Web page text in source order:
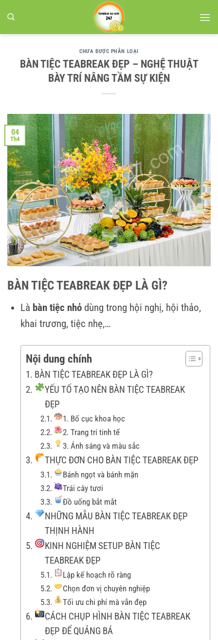
qua
CHƯA ĐƯỢC PHÂN LOẠI
BÀN TIỆC TEABREAK ĐẸP – NGHỆ THUẬT
BÀY TRÍ NÂNG TẦM SỰ KIỆN
04
Th4
BÀN TIỆC TEABREAK ĐẸP LÀ GÌ?
Là bàn tiệc nhỏ dùng trong hội nghị, hội thảo,
khai trương, tiệc nhẹ,…
Nội dung chính
BÀN TIỆC TEABREAK ĐẸP LÀ GÌ?
YẾU TỐ TẠO NÊN BÀN TIỆC TEABREAK
ĐẸP
1. Bố cục khoa học
2. Trang trí tinh tế
3. Ánh sáng và màu sắc
THỰC ĐƠN CHO BÀN TIỆC TEABREAK ĐẸP
Bánh ngọt và bánh mặn
Trái cây tươi
Đồ uống bắt mắt
NHỮNG MẪU BÀN TIỆC TEABREAK ĐẸP
THỊNH HÀNH
KINH NGHIỆM SETUP BÀN TIỆC
TEABREAK ĐẸP
Lập kế hoạch rõ ràng
Chọn đơn vị chuyên nghiệp
Tối ưu chi phí mà vẫn đẹp
CÁCH CHỤP HÌNH BÀN TIỆC TEABREAK
ĐẸP ĐỂ QUẢNG BÁ